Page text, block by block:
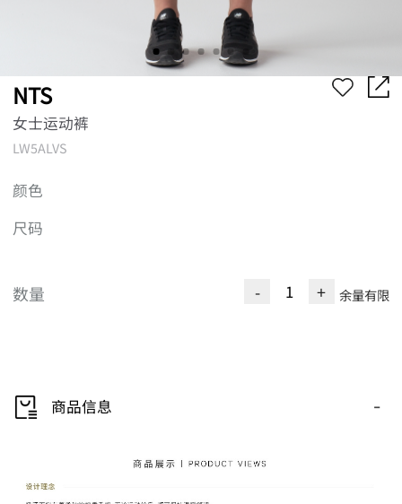
NTS
女士运动裤
LW5ALVS
颜色
尺码
数量 - + 余量有限
商品信息 -